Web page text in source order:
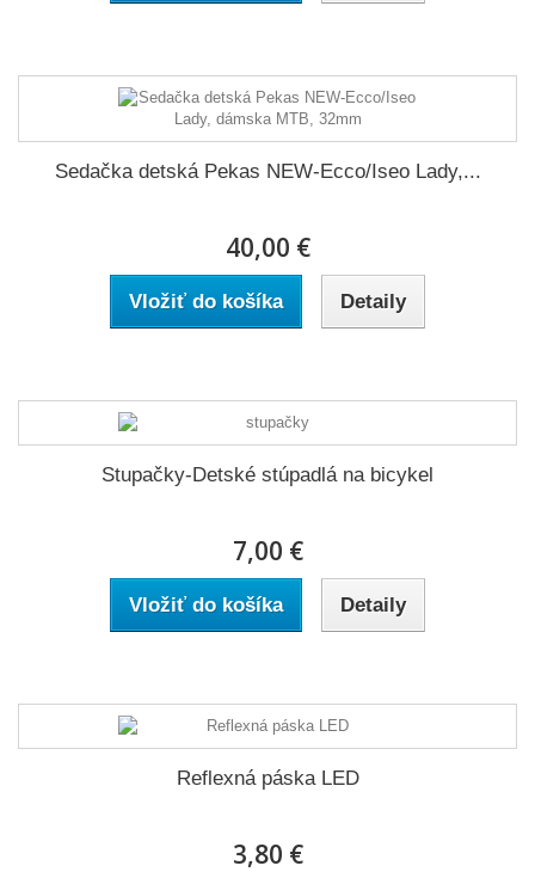
Sedačka detská Pekas NEW-Ecco/Iseo Lady,...
40,00 €
Vložiť do košíka Detaily
Stupačky-Detské stúpadlá na bicykel
7,00 €
Vložiť do košíka Detaily
Reflexná páska LED
3,80 €